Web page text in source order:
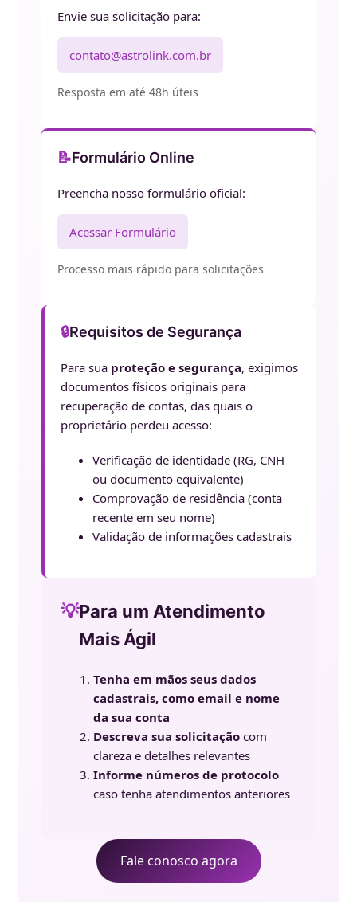
Envie sua solicitação para:
contato@astrolink.com.br
Resposta em até 48h úteis
📝Formulário Online
Preencha nosso formulário oficial:
Acessar Formulário
Processo mais rápido para solicitações
🔒Requisitos de Segurança
Para sua proteção e segurança, exigimos
documentos físicos originais para
recuperação de contas, das quais o
proprietário perdeu acesso:
Verificação de identidade (RG, CNH
ou documento equivalente)
Comprovação de residência (conta
recente em seu nome)
Validação de informações cadastrais
💡Para um Atendimento
Mais Ágil
Tenha em mãos seus dados
cadastrais, como email e nome
da sua conta
Descreva sua solicitação com
clareza e detalhes relevantes
Informe números de protocolo
caso tenha atendimentos anteriores
Fale conosco agora